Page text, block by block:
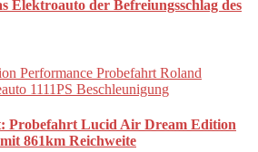
Elektroauto der Befreiungsschlag des
Probefahrt Lucid Air Dream Edition
861km Reichweite